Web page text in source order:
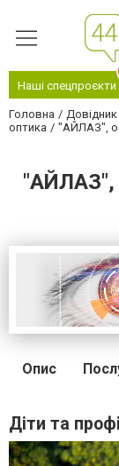
Наші спецпроєкти
Головна Довідник
оптика
"АЙЛАЗ",
"АЙЛАЗ",
Опис
Діти та